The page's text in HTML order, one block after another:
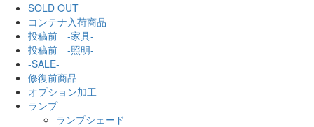
SOLD OUT
コンテナ入荷商品
投稿前 -家具-
投稿前 -照明-
-SALE-
修復前商品
オプション加工
ランプ
ランプシェード